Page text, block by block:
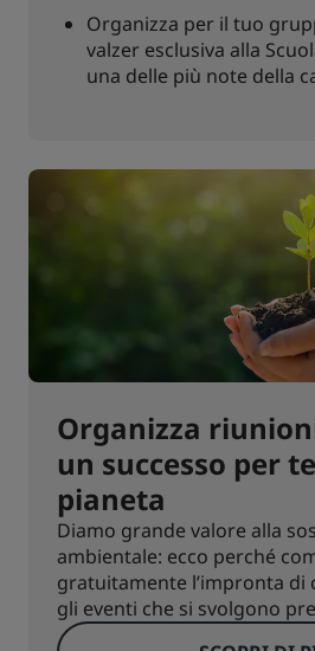
Organizza per il tuo
valzer esclusiva alla
una delle più note della
Organizza
un successo per
pianeta
Diamo grande valore alla
ambientale: ecco perché
gratuitamente l’impronta
gli eventi che si svolgono